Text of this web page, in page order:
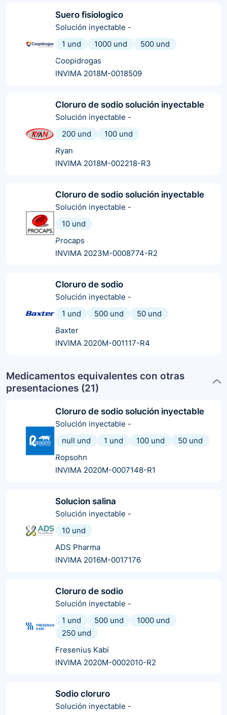
Suero fisiologico
Solución inyectable -
1 und
1000 und
500 und
Coopidrogas
INVIMA 2018M-0018509
Cloruro de sodio solución inyectable
Solución inyectable -
200 und
100 und
Ryan
INVIMA 2018M-002218-R3
Cloruro de sodio solución inyectable
Solución inyectable -
10 und
Procaps
INVIMA 2023M-0008774-R2
Cloruro de sodio
Solución inyectable -
1 und
500 und
50 und
Baxter
INVIMA 2020M-001117-R4
Medicamentos equivalentes con otras
presentaciones (21)
Cloruro de sodio solución inyectable
Solución inyectable -
null und
1 und 100 und
50 und
Ropsohn
INVIMA 2020M-0007148-R1
Solucion salina
Solución inyectable -
10 und
ADS Pharma
INVIMA 2016M-0017176
Cloruro de sodio
Solución inyectable -
1 und
500 und
1000 und
250 und
Fresenius Kabi
INVIMA 2020M-0002010-R2
Sodio cloruro
Solución inyectable -